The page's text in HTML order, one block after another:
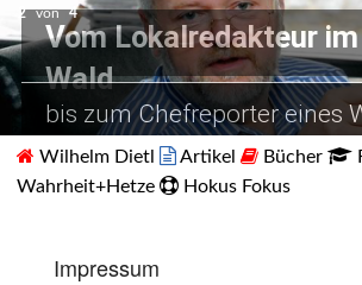
Vom Lokalredakteur
Wald
bis zum Chefreporter eines
Vom Chefreporter zum
hier im Gespräch mit
Beirut.
Recherchen in
nur mit Personenschutz
2 von 4
Wilhelm Dietl Artikel Bücher
Wahrheit+Hetze
Hokus Fokus
Impressum